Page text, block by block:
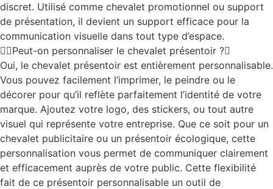
discret. Utilisé comme chevalet promotionnel ou support
de présentation, il devient un support efficace pour la
communication visuelle dans tout type d’espace.
Peut-on personnaliser le chevalet présentoir ?
Oui, le chevalet présentoir est entièrement personnalisable.
Vous pouvez facilement l’imprimer, le peindre ou le
décorer pour qu’il reflète parfaitement l’identité de votre
marque. Ajoutez votre logo, des stickers, ou tout autre
visuel qui représente votre entreprise. Que ce soit pour un
chevalet publicitaire ou un présentoir écologique, cette
personnalisation vous permet de communiquer clairement
et efficacement auprès de votre public. Cette flexibilité
fait de ce présentoir personnalisable un outil de